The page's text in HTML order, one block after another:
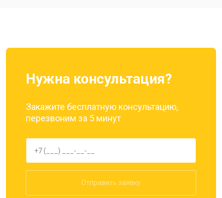
Нужна консультация?
Закажите бесплатную консультацию,
перезвоним за 5 минут
Отправить заявку